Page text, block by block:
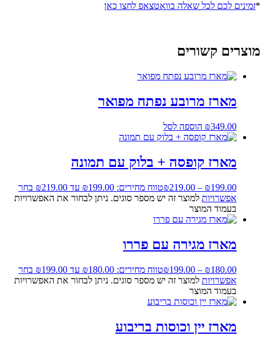
*זמינים לכם לכל שאלה בוואטצאפ לחצו כאן
מוצרים קשורים
מארז מרובע נפתח מפואר
₪349.00 הוספה לסל
מארז קופסה + בלוק עם תמונה
₪199.00
–
₪219.00 טווח מחירים: ⁦₪199.00⁩ עד ⁦₪219.00⁩
בחר
אפשרויות למוצר זה יש מספר סוגים. ניתן לבחור את האפשרויות
בעמוד המוצר
מארז מגירה עם פררו
₪180.00
–
₪199.00 טווח מחירים: ⁦₪180.00⁩ עד ⁦₪199.00⁩
בחר
אפשרויות למוצר זה יש מספר סוגים. ניתן לבחור את האפשרויות
בעמוד המוצר
מארז יין וכוסות בריבוע